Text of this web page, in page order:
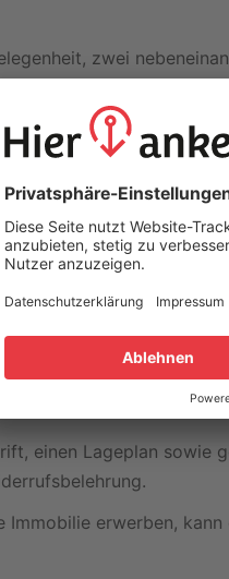
zwei
werden aber nur
m² großes
von der Weser-
bieten Platz für
Für den
Bauvorhaben in die
Versorgungsleitungen
und die
einen Lageplan sowie
erwerben,